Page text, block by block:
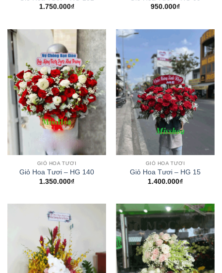
1.750.000₫
950.000₫
GIỎ HOA TƯƠI
Giỏ Hoa Tươi – HG 140
1.350.000₫
GIỎ HOA TƯƠI
Giỏ Hoa Tươi – HG 15
1.400.000₫